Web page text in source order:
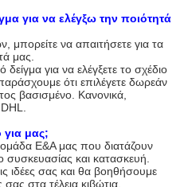
για να ελέγξω την ποιότητά
μπορείτε να απαιτήσετε για τα
μας.
δείγμα για να ελέγξετε το σχέδιο
ότι επιλέγετε δωρεάν
βασισμένο. Κανονικά,
για μας;
Ε&Α μας που διατάζουν
συσκευασίας και κατασκευή.
ιδέες σας και θα βοηθήσουμε
στα τέλεια κιβώτια.